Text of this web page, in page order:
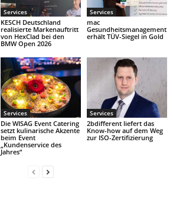
Services
KESCH Deutschland
realisierte Markenauftritt
von HexClad bei den
BMW Open 2026
Services
mac
Gesundheitsmanagement
erhält TÜV-Siegel in Gold
Services
Die WISAG Event Catering
setzt kulinarische Akzente
beim Event
„Kundenservice des
Jahres“
Services
2bdifferent liefert das
Know-how auf dem Weg
zur ISO-Zertifizierung